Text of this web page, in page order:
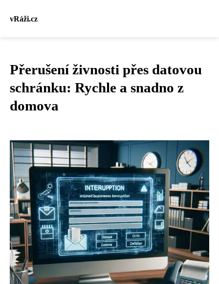
vRáži.cz
Přerušení živnosti přes datovou
schránku: Rychle a snadno z
domova